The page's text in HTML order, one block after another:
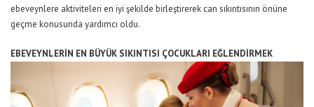
ebeveynlere aktiviteleri en iyi şekilde birleştirerek can sıkıntısının önüne
geçme konusunda yardımcı oldu.
EBEVEYNLERİN EN BÜYÜK SIKINTISI ÇOCUKLARI EĞLENDİRMEK